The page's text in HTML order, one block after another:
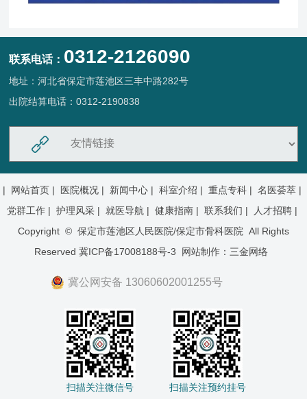
联系电话： 0312-2126090
地址：河北省保定市莲池区三丰中路282号
出院结算电话：0312-2190838
| 网站首页 | 医院概况 | 新闻中心 | 科室介绍 | 重点专科 | 名医荟萃 |
党群工作 | 护理风采 | 就医导航 | 健康指南 | 联系我们 |
人才招聘 |
Copyright © 保定市莲池区人民医院/保定市骨科医院 All Rights
Reserved 冀ICP备17008188号-3 网站制作： 三金网络
冀公网安备 13060602001255号
扫描关注微信号 扫描关注预约挂号